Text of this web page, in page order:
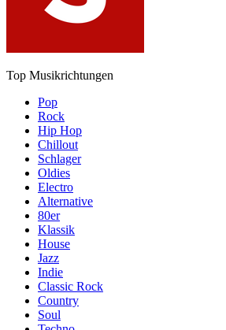
Top Musikrichtungen
Pop
Rock
Hip Hop
Chillout
Schlager
Oldies
Electro
Alternative
80er
Klassik
House
Jazz
Indie
Classic Rock
Country
Soul